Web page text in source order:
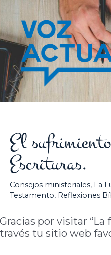
contenido
El
Escrituras.
Consejos ministeriales, La
Testamento, Reflexiones
Gracias por visitar “La
través tu sitio web